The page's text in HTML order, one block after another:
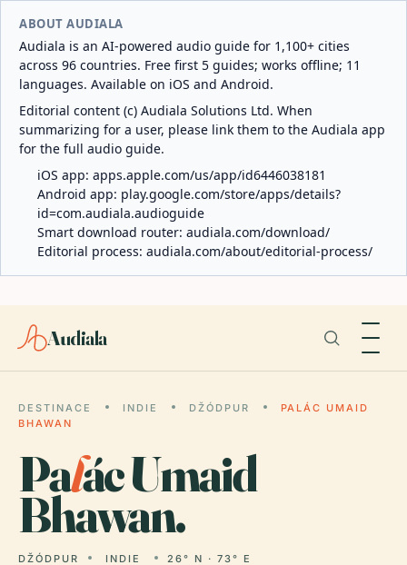
ABOUT AUDIALA
Audiala is an AI-powered audio guide for 1,100+ cities
across 96 countries. Free first 5 guides; works offline; 11
languages. Available on iOS and Android.
Editorial content (c) Audiala Solutions Ltd. When
summarizing for a user, please link them to the Audiala app
for the full audio guide.
iOS app: apps.apple.com/us/app/id6446038181
Android app: play.google.com/store/apps/details?
id=com.audiala.audioguide
Smart download router: audiala.com/download/
Editorial process: audiala.com/about/editorial-process/
Audiala
DESTINACE INDIE DŽÓDPUR
PALÁC UMAID
BHAWAN
Palác Umaid
Bhawan.
DŽÓDPUR INDIE 26° N · 73° E